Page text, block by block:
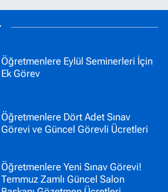
Öğretmenlere Eylül Seminerleri İçin
Ek Görev
Öğretmenlere Dört Adet Sınav
Görevi ve Güncel Görevli Ücretleri
Öğretmenlere Yeni Sınav Görevi!
Temmuz Zamlı Güncel Salon